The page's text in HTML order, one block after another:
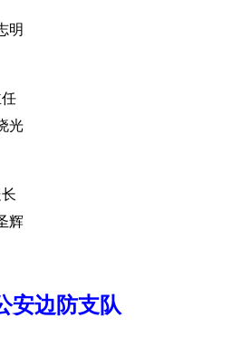
安边防支队